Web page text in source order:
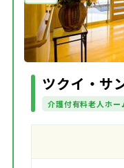
ツクイ・サ
介護付有料老人ホー